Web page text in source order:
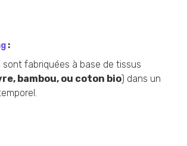
:
fabriquées à base de tissus
bambou, ou coton bio) dans un